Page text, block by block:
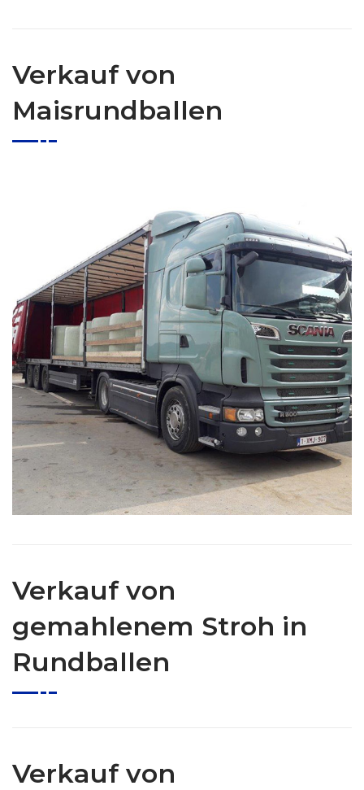
Verkauf von
Maisrundballen
Verkauf von
gemahlenem Stroh in
Rundballen
Verkauf von